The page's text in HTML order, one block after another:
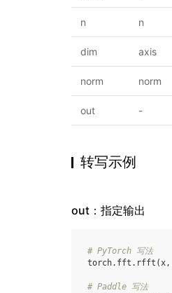
n n
dim axis
norm norm
out -
转写示例
out：指定输出
# PyTorch 写法
torch. fft . rfft (x,
# Paddle 写法